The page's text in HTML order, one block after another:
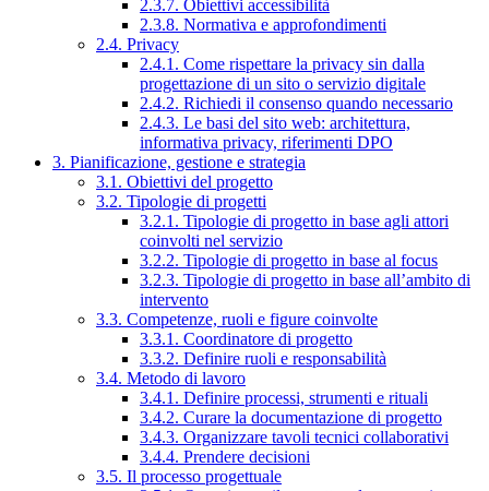
2.3.7. Obiettivi accessibilità
2.3.8. Normativa e approfondimenti
2.4. Privacy
2.4.1. Come rispettare la privacy sin dalla
progettazione di un sito o servizio digitale
2.4.2. Richiedi il consenso quando necessario
2.4.3. Le basi del sito web: architettura,
informativa privacy, riferimenti DPO
3. Pianificazione, gestione e strategia
3.1. Obiettivi del progetto
3.2. Tipologie di progetti
3.2.1. Tipologie di progetto in base agli attori
coinvolti nel servizio
3.2.2. Tipologie di progetto in base al focus
3.2.3. Tipologie di progetto in base all’ambito di
intervento
3.3. Competenze, ruoli e figure coinvolte
3.3.1. Coordinatore di progetto
3.3.2. Definire ruoli e responsabilità
3.4. Metodo di lavoro
3.4.1. Definire processi, strumenti e rituali
3.4.2. Curare la documentazione di progetto
3.4.3. Organizzare tavoli tecnici collaborativi
3.4.4. Prendere decisioni
3.5. Il processo progettuale